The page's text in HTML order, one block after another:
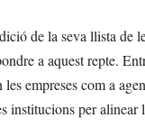
de la seva llista de
a aquest repte.
empreses com a
per alinear